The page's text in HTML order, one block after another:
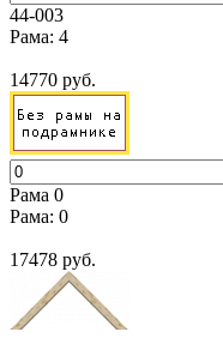
44-003
Рама: 4
14770 руб.
Рама 0
Рама: 0
17478 руб.